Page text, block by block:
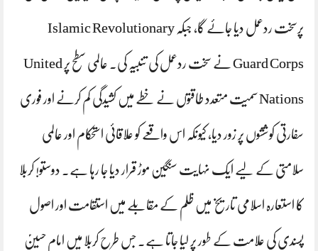
پرسخت ردعمل دیا جائے گا، جبکہ Islamic Revolutionary
Guard Corps نے سخت ردعمل کی تنبیہ کی۔ عالمی سطح پر United
Nations سمیت متعدد طاقتوں نے خطے میں کشیدگی کم کرنے اور فوری
سفارتی کوششوں پر زور دیا، کیونکہ اس واقعے کو علاقائی استحکام اور عالمی
سلامتی کے لیے ایک نہایت سنگین موڑ قرار دیا جا رہا ہے۔ دوستو! کربلا
کا استعارہ اسلامی تاریخ میں ظلم کے مقابلے میں استقامت اور اصول
پسندی کی علامت کے طور پر لیا جاتا ہے۔ جس طرح کربلا میں امام حسینؑ